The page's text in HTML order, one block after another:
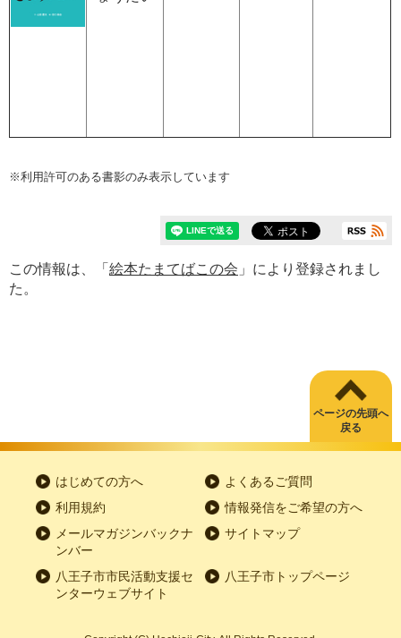
※利用許可のある書影のみ表示しています
この情報は、「 絵本たまてばこの会 」により登録されまし
た。
ページの先頭へ
戻る
はじめての方へ
よくあるご質問
利用規約
情報発信をご希望の方へ
メールマガジンバックナ
ンバー
サイトマップ
八王子市市民活動支援セ
ンターウェブサイト
八王子市トップページ